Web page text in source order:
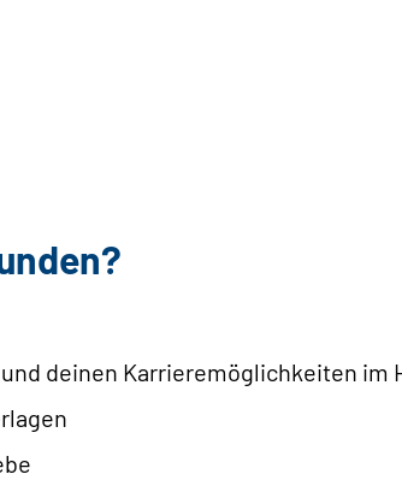
deinen Karrieremöglichkeiten im